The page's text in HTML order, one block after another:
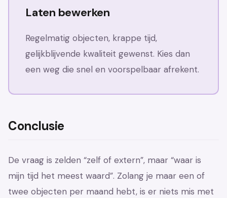
Laten bewerken
Regelmatig objecten, krappe tijd,
gelijkblijvende kwaliteit gewenst. Kies dan
een weg die snel en voorspelbaar afrekent.
Conclusie
De vraag is zelden “zelf of extern”, maar “waar is
mijn tijd het meest waard”. Zolang je maar een of
twee objecten per maand hebt, is er niets mis met